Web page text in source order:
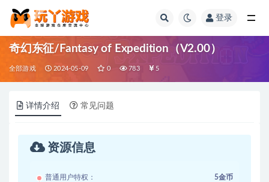
登录
奇幻东征/Fantasy of Expedition（V2.00）
全部游戏 2024-05-09 0 783 5
详情介绍 常见问题
资源信息
普通用户特权： 5金币